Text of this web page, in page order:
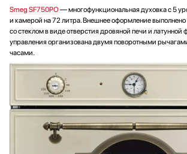
Smeg SF750PO— многофункциональная духовка с 5
и камерой на 72 литра. Внешнее оформление выполнено
со стеклом в виде отверстия дровяной печи и латунной
управления организована двумя поворотными
часами.